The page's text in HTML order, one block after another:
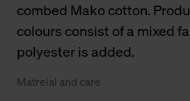
combed Mako cotton.
colours consist of a mixed
polyester is added.
Matreial and care